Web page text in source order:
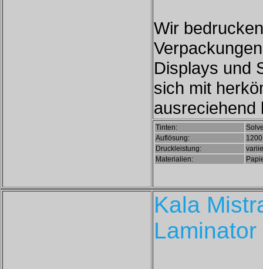
Wir
Displays und
sich mit
ausreciehend
Tinten:
Auflösung:
Druckleistung:
Materialien:
Kala
Laminator